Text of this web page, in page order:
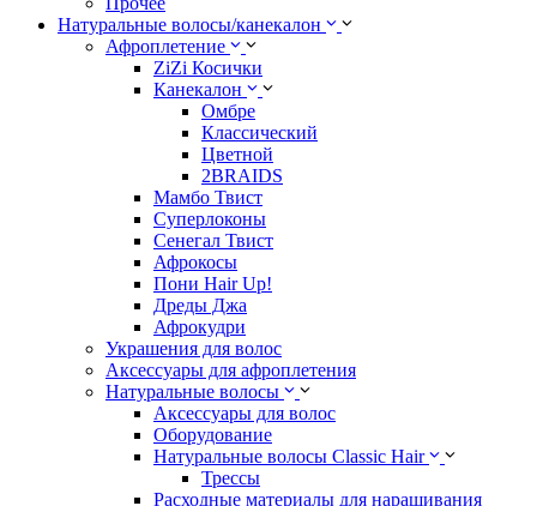
Натуральные волосы/канекалон
Афроплетение
ZiZi Косички
Канекалон
Омбре
Классический
Цветной
2BRAIDS
Мамбо Твист
Суперлоконы
Сенегал Твист
Афрокосы
Пони Hair Up!
Дреды Джа
Афрокудри
Украшения для волос
Аксессуары для афроплетения
Натуральные волосы
Аксессуары для волос
Оборудование
Натуральные волосы Classic Hair
Трессы
Расходные материалы для наращивания